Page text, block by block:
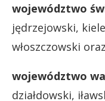
województwo
jędrzejowski,
włoszczowski
województwo
działdowski,